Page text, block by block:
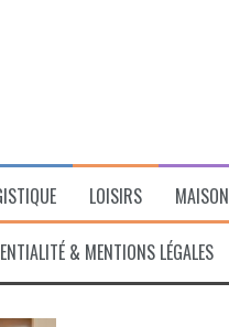
bien
LOISIRS MAISON
& MENTIONS LÉGALES